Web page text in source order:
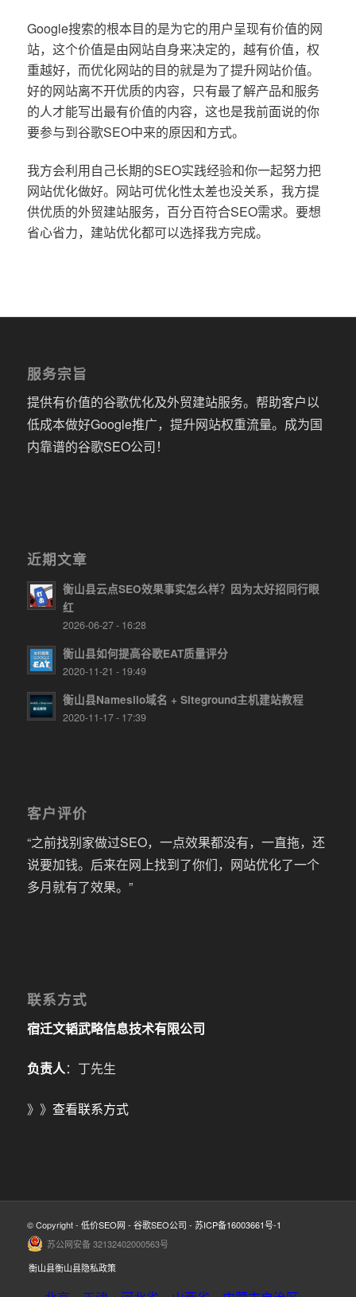
Google搜索的根本目的是为它的用户呈现有价值的网
站，这个价值是由网站自身来决定的，越有价值，权
重越好，而优化网站的目的就是为了提升网站价值。
好的网站离不开优质的内容，只有最了解产品和服务
的人才能写出最有价值的内容，这也是我前面说的你
要参与到谷歌SEO中来的原因和方式。
我方会利用自己长期的SEO实践经验和你一起努力把
网站优化做好。网站可优化性太差也没关系，我方提
供优质的外贸建站服务，百分百符合SEO需求。要想
省心省力，建站优化都可以选择我方完成。
服务宗旨
提供有价值的谷歌优化及外贸建站服务。帮助客户以
低成本做好Google推广，提升网站权重流量。成为国
内靠谱的谷歌SEO公司！
近期文章
衡山县云点SEO效果事实怎么样？因为太好招同行眼
红
2026-06-27 - 16:28
衡山县如何提高谷歌EAT质量评分
2020-11-21 - 19:49
衡山县Namesilo域名 + Siteground主机建站教程
2020-11-17 - 17:39
客户评价
“之前找别家做过SEO，一点效果都没有，一直拖，还
说要加钱。后来在网上找到了你们，网站优化了一个
多月就有了效果。”
联系方式
宿迁文韬武略信息技术有限公司
负责人：丁先生
》》 查看联系方式
© Copyright - 低价SEO网 - 谷歌SEO公司 - 苏ICP备16003661号-1
苏公网安备 32132402000563号
衡山县衡山县隐私政策